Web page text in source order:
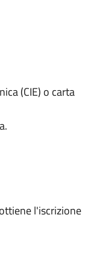
(CIE) o carta
l'iscrizione